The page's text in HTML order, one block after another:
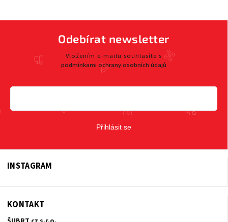
Odebírat newsletter
Vložením e-mailu souhlasíte s
podmínkami ochrany osobních údajů
Přihlásit se
INSTAGRAM
KONTAKT